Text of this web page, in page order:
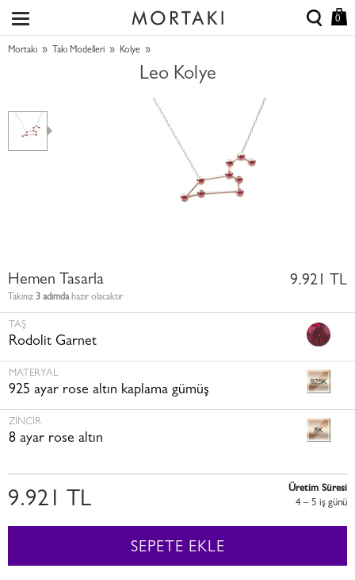
0
Mortakı » Takı Modelleri » Kolye »
Leo Kolye
Hemen Tasarla
Takınız 3 adımdahazır olacaktır
9.921 TL
TAŞ
Rodolit Garnet
MATERYAL
925 ayar rose altın kaplama gümüş
ZINCIR
8 ayar rose altın
9.921 TL
Üretim Süresi
4 – 5 i̇ş günü
SEPETE EKLE